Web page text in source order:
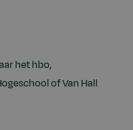
het hbo,
of Van Hall